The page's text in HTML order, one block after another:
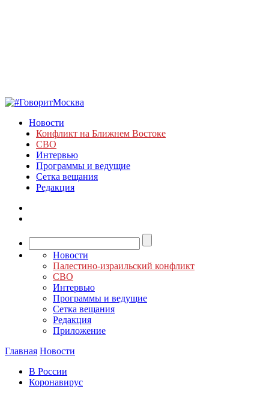
Новости
Конфликт на Ближнем Востоке
СВО
Интервью
Программы и ведущие
Сетка вещания
Редакция
Новости
Палестино-израильский конфликт
СВО
Интервью
Программы и ведущие
Сетка вещания
Редакция
Приложение
Главная Новости
В России
Коронавирус